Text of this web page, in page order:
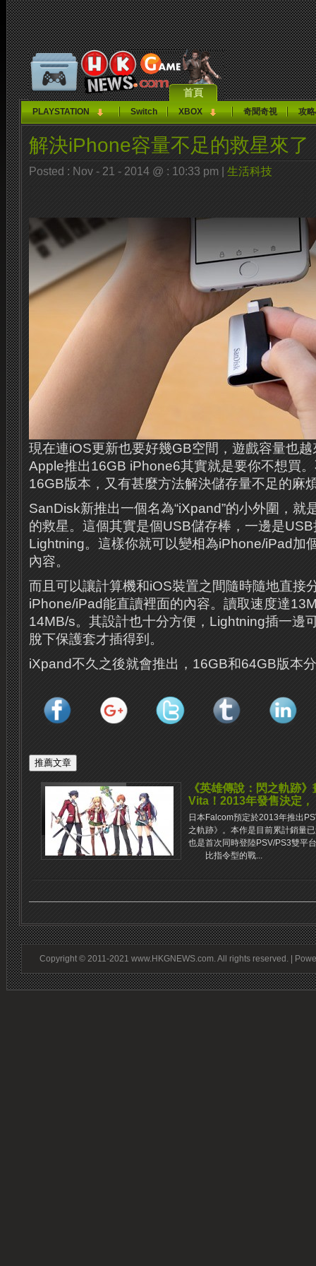
首頁
PLAYSTATION Switch XBOX 奇聞奇視 攻
解決iPhone容量不足的救星來了
Posted : Nov - 21 - 2014 @ : 10:33 pm | 生活科技
現在連iOS更新也要好幾GB空間，遊戲容量也
Apple推出16GB iPhone6​​其實就是要你不想買
16GB版本，又有甚麼方法解決儲存量不足的麻
SanDisk新推出一個名為“iXpand”的小外圍，就
的救星。這個其實是個USB儲存棒，一邊是
Lightning。這樣你就可以變相為iPhone/iPad加
內容。
而且可以讓計算機和iOS裝置之間隨時隨地直接
iPhone/iPad能直讀裡面的內容。讀取速度達
14MB/s。其設計也十分方便，Lightning插一邊
脫下保護套才插得到。
iXpand不久之後就會推出，16GB和64GB版本
《英雄傳說：閃之軌跡
Vita！2013年發售決定，
日本Falcom預定於2013年推出
之軌跡》。本作是目前累計銷量
也是首次同時登陸PSV/PS3雙平
比指令型的戰...
Copyright © 2011-2021 www.HKGNEWS.com. All rights reserved. |